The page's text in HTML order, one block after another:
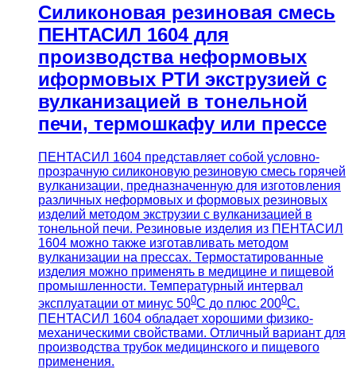
Силиконовая резиновая смесь
ПЕНТАСИЛ 1604 для
производства неформовых
иформовых РТИ экструзией с
вулканизацией в тонельной
печи, термошкафу или прессе
ПЕНТАСИЛ 1604 представляет собой условно-
прозрачную силиконовую резиновую смесь горячей
вулканизации, предназначенную для изготовления
различных неформовых и формовых резиновых
изделий методом экструзии с вулканизацией в
тонельной печи. Резиновые изделия из ПЕНТАСИЛ
1604 можно также изготавливать методом
вулканизации на прессах. Термостатированные
изделия можно применять в медицине и пищевой
промышленности. Температурный интервал
эксплуатации от минус 500С до плюс 2000С.
ПЕНТАСИЛ 1604 обладает хорошими физико-
механическими свойствами. Отличный вариант для
производства трубок медицинского и пищевого
применения.